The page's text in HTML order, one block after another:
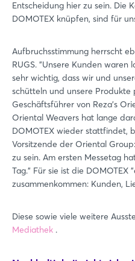
Entscheidung hier zu sein. Die
DOMOTEX knüpfen, sind für
Aufbruchsstimmung herrscht
RUGS. "Unsere Kunden waren
sehr wichtig, dass wir und
schütteln und unsere Produkte
Geschäftsführer von Reza’s
Oriental Weavers hat lange
DOMOTEX wieder stattfindet,
Vorsitzende der Oriental
zu sein. Am ersten Messetag
Tag." Für sie ist die DOMOTEX
zusammenkommen: Kunden,
Diese sowie viele weitere
Mediathek .